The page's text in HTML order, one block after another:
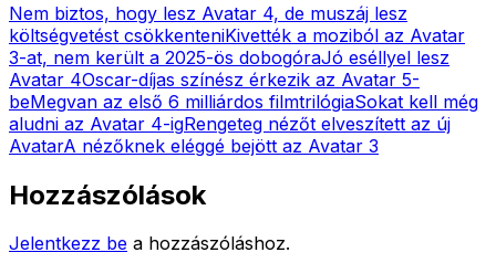
Nem biztos, hogy lesz Avatar 4, de muszáj lesz
költségvetést csökkenteniKivették a moziból az Avatar
3-at, nem került a 2025-ös dobogóraJó eséllyel lesz
Avatar 4Oscar-díjas színész érkezik az Avatar 5-
beMegvan az első 6 milliárdos filmtrilógiaSokat kell még
aludni az Avatar 4-igRengeteg nézőt elveszített az új
AvatarA nézőknek eléggé bejött az Avatar 3
Hozzászólások
Jelentkezz be a hozzászóláshoz.